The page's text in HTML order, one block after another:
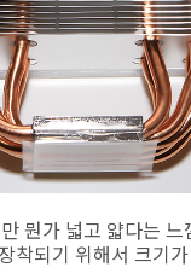
뭔가 넓고 얇다는
착되기 위해서 크기